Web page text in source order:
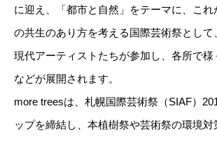
に迎え、「都市と自然」をテーマに、これ
の共生のあり方を考える国際芸術祭として
現代アーティストたちが参加し、各所で様
などが展開されます。
more treesは、札幌国際芸術祭（SIAF）
ップを締結し、本植樹祭や芸術祭の環境対